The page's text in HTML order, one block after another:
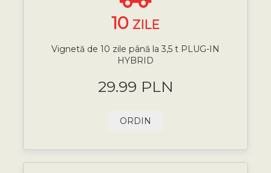
10 ZILE
Vignetă de 10 zile până la 3,5 t PLUG-IN
HYBRID
29.99 PLN
ORDIN